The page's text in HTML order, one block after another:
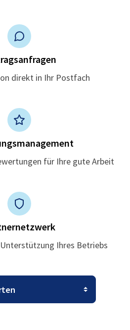
direkt in Ihr Postfach
für Ihre gute Arbeit
Ihres Betriebs